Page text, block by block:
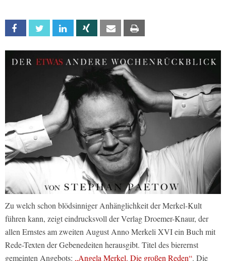
Facebook Twitter Linkedin Xing Email
Zu welch schon blödsinniger Anhänglichkeit der Merkel-Kult
führen kann, zeigt eindrucksvoll der Verlag Droemer-Knaur, der
allen Ernstes am zweiten August Anno Merkeli XVI ein Buch mit
Rede-Texten der Gebenedeiten herausgibt. Titel des bierernst
gemeinten Angebots: „Angela Merkel. Die großen Reden“. Die